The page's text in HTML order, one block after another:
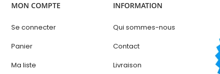
MON COMPTE
Se connecter
Panier
Ma liste
INFORMATION
Qui sommes-nous
Contact
Livraison